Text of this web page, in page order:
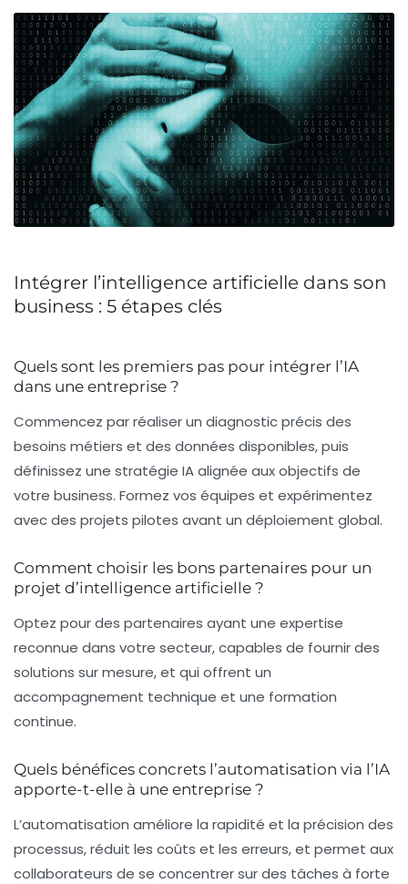
Intégrer l’intelligence artificielle dans son
business : 5 étapes clés
Quels sont les premiers pas pour intégrer l’IA
dans une entreprise ?
Commencez par réaliser un diagnostic précis des
besoins métiers et des données disponibles, puis
définissez une stratégie IA alignée aux objectifs de
votre business. Formez vos équipes et expérimentez
avec des projets pilotes avant un déploiement global.
Comment choisir les bons partenaires pour un
projet d’intelligence artificielle ?
Optez pour des partenaires ayant une expertise
reconnue dans votre secteur, capables de fournir des
solutions sur mesure, et qui offrent un
accompagnement technique et une formation
continue.
Quels bénéfices concrets l’automatisation via l’IA
apporte-t-elle à une entreprise ?
L’automatisation améliore la rapidité et la précision des
processus, réduit les coûts et les erreurs, et permet aux
collaborateurs de se concentrer sur des tâches à forte